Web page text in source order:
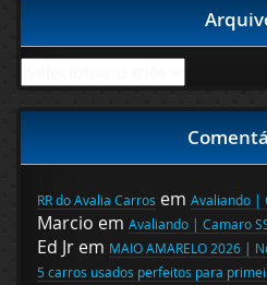
RR do Avalia Carros em Avaliando |
Marcio em Avaliando | Camaro
Ed Jr em MAIO AMARELO 2026 |
5 carros usados perfeitos para